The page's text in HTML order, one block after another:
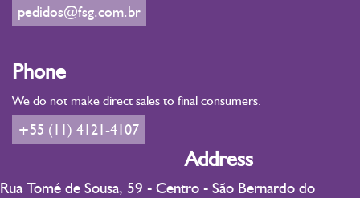
pedidos@fsg.com.br
Phone
We do not make direct sales to final consumers.
+55 (11) 4121-4107
Address
Rua Tomé de Sousa, 59 - Centro - São Bernardo do